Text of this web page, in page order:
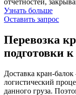
Узнать больше
Оставить запрос
Перевозка
подготовки к
Доставка кран-
логистический
данного груза.